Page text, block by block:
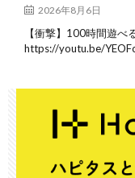
2026年8月6日
【衝撃】100時間遊べ
https://youtu.be/